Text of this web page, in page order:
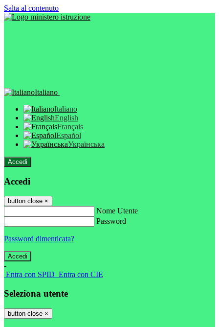
Salta al contenuto
Italiano
Italiano
English
Français
Español
Українська
Accedi
Accedi
button close ×
Nome Utente
Password
Password dimenticata?
-
Entra con SPID Entra con CIE
Seleziona utente
button close ×